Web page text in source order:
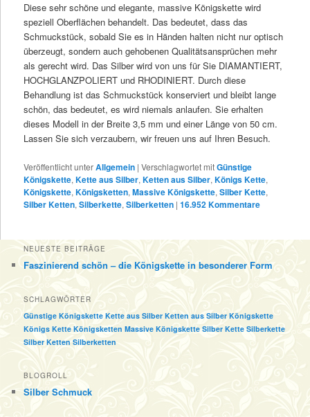
Diese sehr schöne und elegante, massive Königskette wird
speziell Oberflächen behandelt. Das bedeutet, dass das
Schmuckstück, sobald Sie es in Händen halten nicht nur optisch
überzeugt, sondern auch gehobenen Qualitätsansprüchen mehr
als gerecht wird. Das Silber wird von uns für Sie DIAMANTIERT,
HOCHGLANZPOLIERT und RHODINIERT. Durch diese
Behandlung ist das Schmuckstück konserviert und bleibt lange
schön, das bedeutet, es wird niemals anlaufen. Sie erhalten
dieses Modell in der Breite 3,5 mm und einer Länge von 50 cm.
Lassen Sie sich verzaubern, wir freuen uns auf Ihren Besuch.
Veröffentlicht unterAllgemein |Verschlagwortet mitGünstige
Königskette,Kette aus Silber,Ketten aus Silber,Königs Kette,
Königskette,Königsketten,Massive Königskette,Silber Kette,
Silber Ketten,Silberkette,Silberketten |16.952Kommentare
NEUESTE BEITRÄGE
Faszinierend schön – die Königskette in besonderer Form
SCHLAGWÖRTER
Günstige Königskette Kette aus Silber Ketten aus Silber Königskette
Königs Kette Königsketten Massive Königskette Silber Kette Silberkette
Silber Ketten Silberketten
BLOGROLL
Silber Schmuck